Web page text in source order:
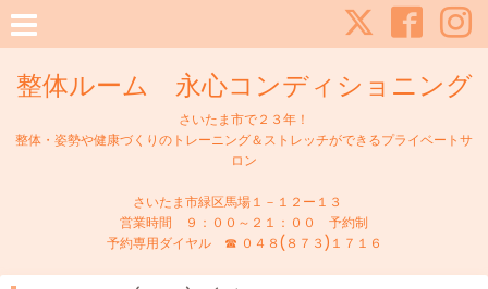
整体ルーム 永心コンディショニング
さいたま市で２３年！
整体・姿勢や健康づくりのトレーニング＆ストレッチができるプライベートサ
ロン
さいたま市緑区馬場１－１２ー１３
営業時間 ９：００～２１：００ 予約制
予約専用ダイヤル ☎ ０４８(８７３)１７１６